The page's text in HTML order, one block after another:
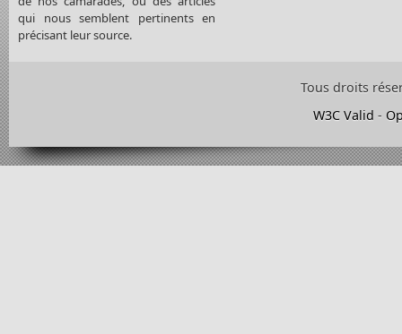
qui nous semblent pertinents en
précisant leur source.
Tous droits
W3C Valid -